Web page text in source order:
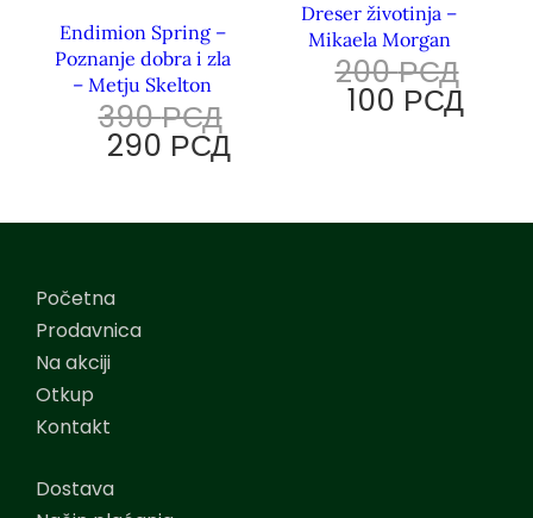
Endimion Spring –
Poznanje dobra i zla
– Metju Skelton
390РСД
290 РСД
Dreser životinja –
Mikaela Morgan
200РСД
100 РСД
Početna
Prodavnica
Na akciji
Otkup
Kontakt
Dostava